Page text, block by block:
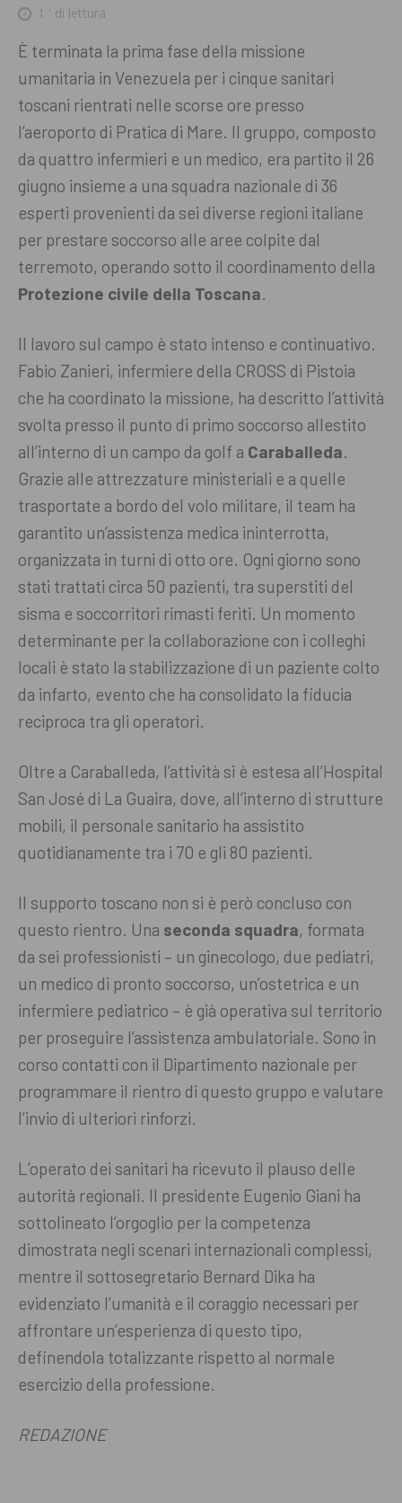
1 ' di lettura
È terminata la prima fase della missione
umanitaria in Venezuela per i cinque sanitari
toscani rientrati nelle scorse ore presso
l’aeroporto di Pratica di Mare. Il gruppo, composto
da quattro infermieri e un medico, era partito il 26
giugno insieme a una squadra nazionale di 36
esperti provenienti da sei diverse regioni italiane
per prestare soccorso alle aree colpite dal
terremoto, operando sotto il coordinamento della
Protezione civile della Toscana
Il lavoro sul campo è stato intenso e continuativo.
Fabio Zanieri, infermiere della CROSS di Pistoia
che ha coordinato la missione, ha descritto l’attività
svolta presso il punto di primo soccorso allestito
all’interno di un campo da golf a Caraballeda
Grazie alle attrezzature ministeriali e a quelle
trasportate a bordo del volo militare, il team ha
garantito un’assistenza medica ininterrotta,
organizzata in turni di otto ore. Ogni giorno sono
stati trattati circa 50 pazienti, tra superstiti del
sisma e soccorritori rimasti feriti. Un momento
determinante per la collaborazione con i colleghi
locali è stato la stabilizzazione di un paziente colto
da infarto, evento che ha consolidato la fiducia
reciproca tra gli operatori.
Oltre a Caraballeda, l’attività si è estesa all’Hospital
San José di La Guaira, dove, all’interno di strutture
mobili, il personale sanitario ha assistito
quotidianamente tra i 70 e gli 80 pazienti.
Il supporto toscano non si è però concluso con
questo rientro. Una seconda squadra, formata
da sei professionisti – un ginecologo, due pediatri,
un medico di pronto soccorso, un’ostetrica e un
infermiere pediatrico – è già operativa sul territorio
per proseguire l’assistenza ambulatoriale. Sono in
corso contatti con il Dipartimento nazionale per
programmare il rientro di questo gruppo e valutare
l’invio di ulteriori rinforzi.
L’operato dei sanitari ha ricevuto il plauso delle
autorità regionali. Il presidente Eugenio Giani ha
sottolineato l’orgoglio per la competenza
dimostrata negli scenari internazionali complessi,
mentre il sottosegretario Bernard Dika ha
evidenziato l’umanità e il coraggio necessari per
affrontare un’esperienza di questo tipo,
definendola totalizzante rispetto al normale
esercizio della professione.
REDAZIONE